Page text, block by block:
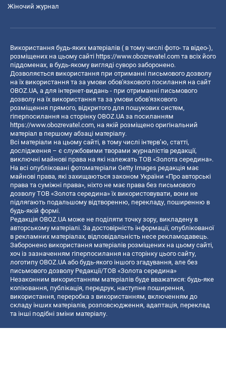
Жіночий журнал
Використання будь-яких матеріалів ( в тому числі фото- та відео-),
розміщених на цьому сайті https://www.obozrevatel.com та всіх його
піддоменах, в будь-якому вигляді суворо заборонено.
Дозволяється використання при отриманні письмового дозволу
на їх використання та за умови обов'язкового посилання на сайт
OBOZ.UA, а для інтернет-видань - при отриманні письмового
дозволу на їх використання та за умови обов'язкового
розміщення прямого, відкритого для пошукових систем,
гіперпосилання на сторінку OBOZ.UA за посиланням
https://www.obozrevatel.com, на якій розміщено оригінальний
матеріал в першому абзаці матеріалу.
Всі матеріали на цьому сайті, в тому числі інтерв’ю, статті,
дослідження – є службовими творами журналістів редакції,
виключні майнові права на які належать ТОВ «Золота середина».
На всі опубліковані фотоматеріали Getty Images редакція має
майнові права, які захищаються законом України «Про авторські
права та суміжні права», ніхто не має права без письмового
дозволу ТОВ «Золота середина» їх використовувати, вони не
підлягають подальшому відтворенню, перекладу, поширенню в
будь-якій формі.
Редакція OBOZ.UA може не поділяти точку зору, викладену в
авторському матеріалі. За достовірність інформації, опублікованої
в рекламних матеріалах, відповідальність несе рекламодавець.
Заборонено використання матеріалів розміщених на цьому сайті,
хоч із зазначенням гіперпосилання на сторінку цього сайту,
логотипу OBOZ.UA або будь-якого іншого згадування, але без
письмового дозволу Редакції/ТОВ «Золота середина»
Незаконним використанням матеріалів буде вважатися: будь-яке
копiювання, публiкацiя, передрук, наступне поширення,
використання, переробка з використанням, включенням до
складу інших матеріалів, розповсюдження, адаптація, переклад
та інші подібні зміни матеріалу.